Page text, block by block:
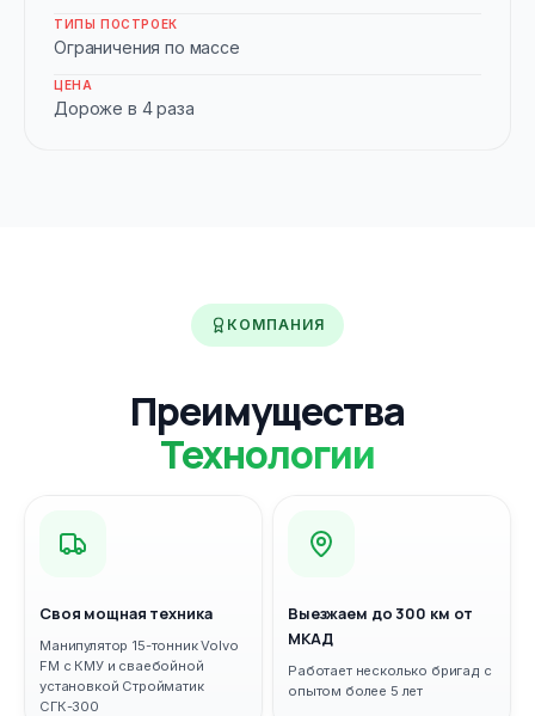
ТИПЫ ПОСТРОЕК
Ограничения по массе
ЦЕНА
Дороже в 4 раза
КОМПАНИЯ
Преимущества
Технологии
Своя мощная техника
Манипулятор 15-тонник Volvo
FM с КМУ и сваебойной
установкой Стройматик
СГК-300
Выезжаем до 300 км от
МКАД
Работает несколько бригад с
опытом более 5 лет